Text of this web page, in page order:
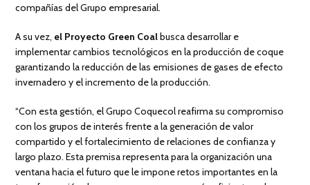
compañías del Grupo empresarial.
A su vez, el Proyecto Green Coalbusca desarrollar e
implementar cambios tecnológicos en la producción de coque
garantizando la reducción de las emisiones de gases de efecto
invernadero y el incremento de la producción.
“Con esta gestión, el Grupo Coquecol reafirma su compromiso
con los grupos de interés frente a la generación de valor
compartido y el fortalecimiento de relaciones de confianza y
largo plazo. Esta premisa representa para la organización una
ventana hacia el futuro que le impone retos importantes en la